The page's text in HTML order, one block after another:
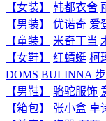
【女装】
韩都衣舍
【男装】
优诺奇 爱
【童装】
米奇丁当
【女鞋】
红蜻蜓 柯
DOMS BULINNA
【男鞋】
骆驼服饰
【箱包】
张小盒 卓